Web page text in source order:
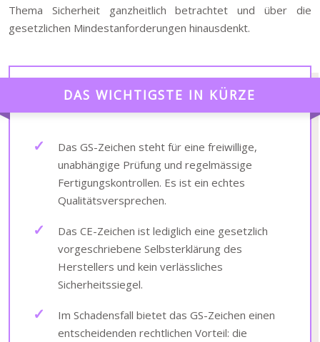
Thema Sicherheit ganzheitlich betrachtet und über die
gesetzlichen Mindestanforderungen hinausdenkt.
DAS WICHTIGSTE IN KÜRZE
Das GS-Zeichen steht für eine freiwillige,
unabhängige Prüfung und regelmässige
Fertigungskontrollen. Es ist ein echtes
Qualitätsversprechen.
Das CE-Zeichen ist lediglich eine gesetzlich
vorgeschriebene Selbsterklärung des
Herstellers und kein verlässliches
Sicherheitssiegel.
Im Schadensfall bietet das GS-Zeichen einen
entscheidenden rechtlichen Vorteil: die